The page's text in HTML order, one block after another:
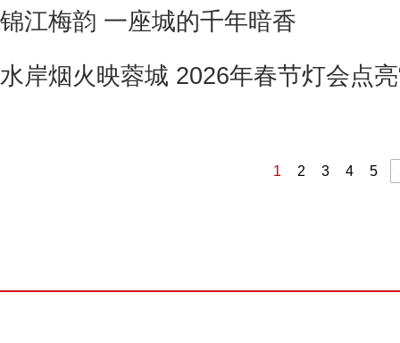
锦江梅韵 一座城的千年暗香
水岸烟火映蓉城 2026年春节灯会点亮
1 2 3 4 5